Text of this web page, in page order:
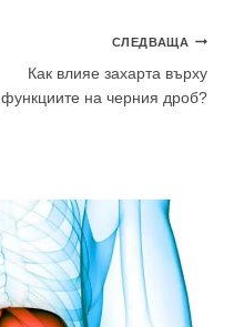
СЛЕДВАЩА
Как влияе захарта върху
функциите на черния дроб?